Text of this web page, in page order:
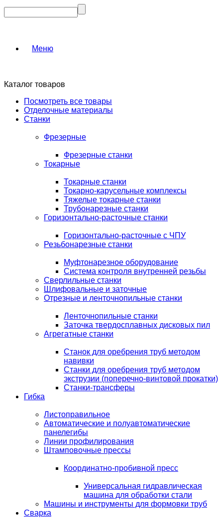
Меню
Каталог товаров
Посмотреть все товары
Отделочные материалы
Станки
Фрезерные
Фрезерные станки
Токарные
Токарные станки
Токарно-карусельные комплексы
Тяжелые токарные станки
Трубонарезные станки
Горизонтально-расточные станки
Горизонтально-расточные с ЧПУ
Резьбонарезные станки
Муфтонарезное оборудование
Система контроля внутренней резьбы
Сверлильные станки
Шлифовальные и заточные
Отрезные и ленточнопильные станки
Ленточнопильные станки
Заточка твердосплавных дисковых пил
Агрегатные станки
Станок для оребрения труб методом
навивки
Станки для оребрения труб методом
экструзии (поперечно-винтовой прокатки)
Станки-трансферы
Гибка
Листоправильное
Автоматические и полуавтоматические
панелегибы
Линии профилирования
Штамповочные прессы
Координатно-пробивной пресс
Универсальная гидравлическая
машина для обработки стали
Машины и инструменты для формовки труб
Сварка